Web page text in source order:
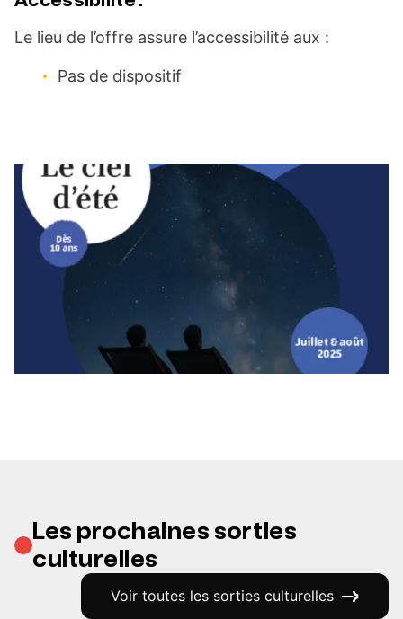
Le lieu de l’offre assure l’accessibilité aux :
Pas de dispositif
Les prochaines sorties
culturelles
Voir toutes les sorties culturelles